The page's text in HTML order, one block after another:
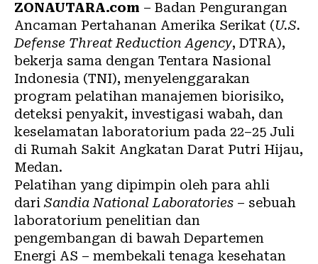
ZONAUTARA.com – Badan Pengurangan
Ancaman Pertahanan Amerika Serikat (U.S.
Defense Threat Reduction Agency, DTRA),
bekerja sama dengan Tentara Nasional
Indonesia (TNI), menyelenggarakan
program pelatihan manajemen biorisiko,
deteksi penyakit, investigasi wabah, dan
keselamatan laboratorium pada 22–25 Juli
di Rumah Sakit Angkatan Darat Putri Hijau,
Medan.
Pelatihan yang dipimpin oleh para ahli
dari Sandia National Laboratories – sebuah
laboratorium penelitian dan
pengembangan di bawah Departemen
Energi AS – membekali tenaga kesehatan